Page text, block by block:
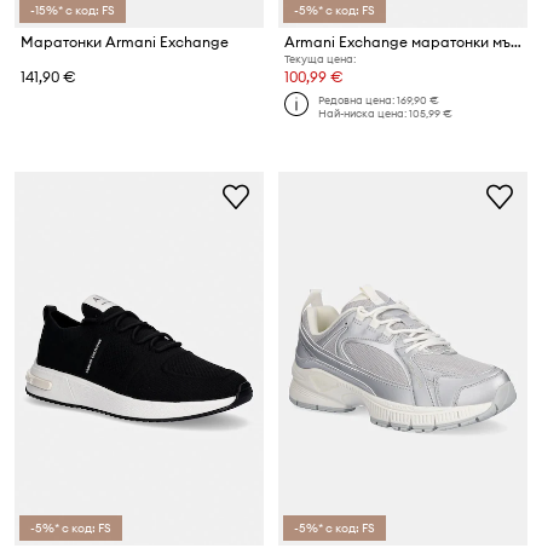
-15%* с код: FS
Маратонки Armani Exchange
141,90 €
-5%* с код: FS
Armani Exchange маратонки мъжки
Текуща цена:
100,99 €
Редовна цена:169,90 €
Най-ниска цена:105,99 €
-5%* с код: FS -5%* с код: FS